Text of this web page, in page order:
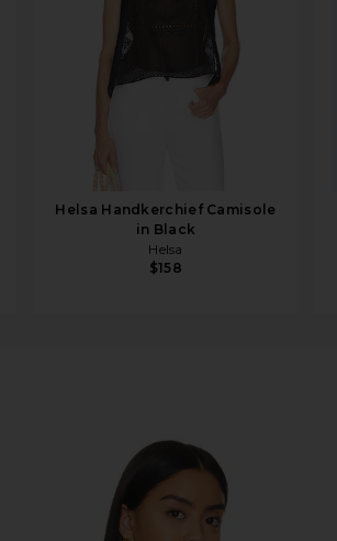
Helsa Handkerchief Camisole
in Black
Helsa
$158